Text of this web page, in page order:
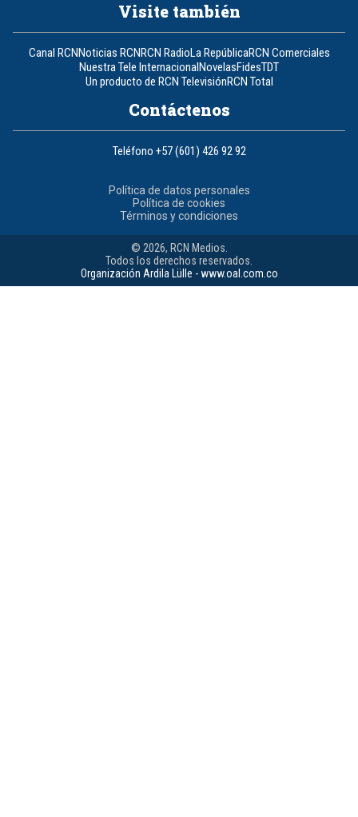
Visite también
Canal RCNNoticias RCNRCN RadioLa RepúblicaRCN Comerciales
Nuestra Tele InternacionalNovelasFidesTDT
Un producto de RCN TelevisiónRCN Total
Contáctenos
Teléfono +57 (601) 426 92 92
Política de datos personales
Política de cookies
Términos y condiciones
© 2026, RCN Medios.
Todos los derechos reservados.
Organización Ardila Lülle - www.oal.com.co